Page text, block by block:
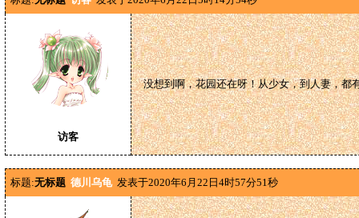
访客
没想到啊，花园还在呀！从少女，到人妻，都
标题:无标题 德川乌龟 发表于2020年6月22日4时57分51秒